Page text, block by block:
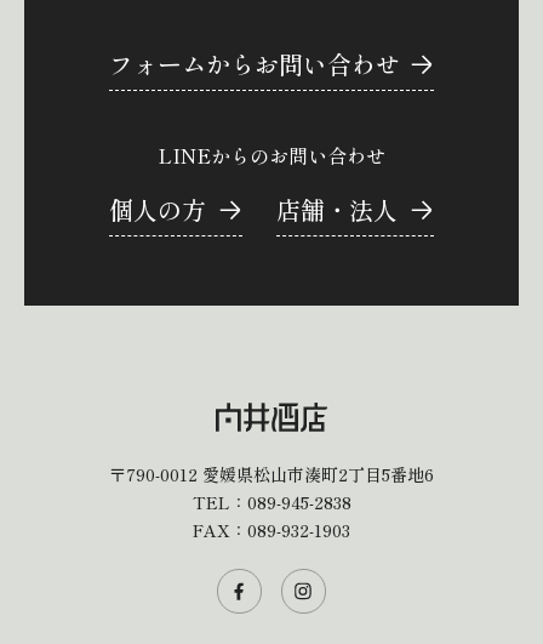
フォームからお問い合わせ
LINEからのお問い合わせ
個人の方 店舗・法人
〒790-0012 愛媛県松山市湊町2丁目5番地6
TEL： 089-945-2838
FAX：089-932-1903